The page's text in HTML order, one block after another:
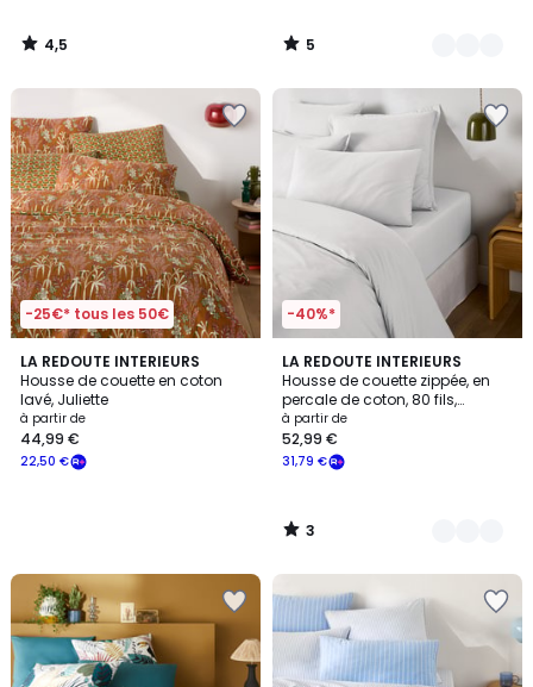
4,5
/
5
/
-25€* tous les 50€
LA REDOUTE INTERIEURS
Housse de couette en coton
lavé, Juliette
à partir de
22,50 €
44,99 €
-40%*
LA REDOUTE INTERIEURS
Housse de couette zippée, en
percale de coton, 80 fils,
Scénario
à partir de
31,79 €
52,99 €
3
/
5
12
Couleurs
3
/